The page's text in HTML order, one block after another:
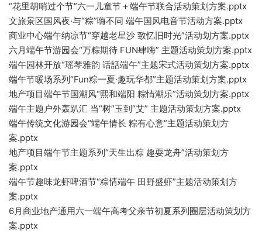
“花里胡哨过个节”六一儿童节＋端午节联合活动策划方案.pptx
文旅景区国风夜·与“粽”嗨不同 端午国风电音节活动方案.pptx
商业中心端午纳凉节“穿越老星沙 致忆旧时光”活动划方案.pptx
六月端午节游园会“万粽期待 FUN肆嗨” 主题活动策划方案.pptx
端午园林开放“瑶琴雅韵 话話端午”主题宋式活动策划方案.pptx
端午节暖场系列“Fun粽一夏·趣玩华都”主题活动策划方案.pptx
地产项目端午节国潮风“熙和端阳 粽情潮乐”活动策划方案.pptx
端午主题户外轰趴汇 当“树”玉到“艾” 主题活动策划方案.pptx
端午传统文化游园会“端午情长 粽有心意”主题活动策划方
案.pptx
地产项目端午节主题系列“天生出粽 趣耍龙舟”活动策划方
案.pptx
端午节趣味龙虾啤酒节“粽情端午 田野盛虾”主题活动策划方
案.pptx
6月商业地产通用六一端午高考父亲节初夏系列圈层活动策划方
案.pptx